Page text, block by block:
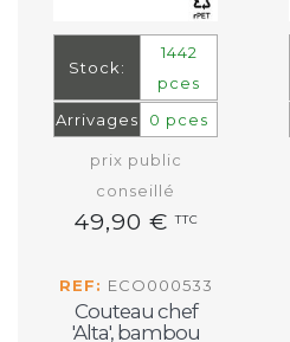
Stock:
1442
pces
Arrivages
0 pces
prix public
conseillé
49,90 €TTC
REF: ECO000533
Couteau chef
'Alta', bambou